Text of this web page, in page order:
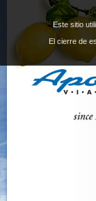
Este sitio
El cierre de